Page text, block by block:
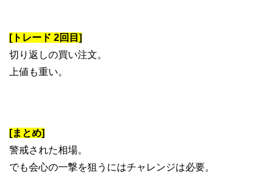
[トレード 2回目]
切り返しの買い注文。
上値も重い。
[まとめ]
警戒された相場。
でも会心の一撃を狙うにはチャレンジは必要。